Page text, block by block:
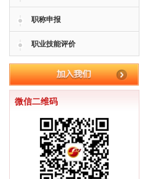
职称申报
职业技能评价
微信二维码